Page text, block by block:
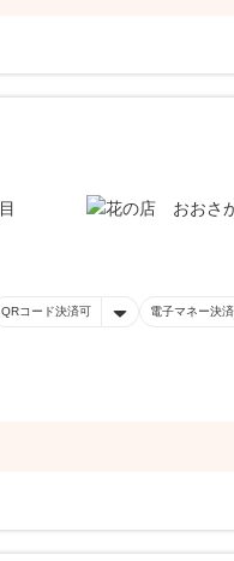
QRコード決済可 電子マネー決